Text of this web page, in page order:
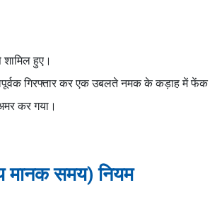
हुए।
गिरफ्तार करएकउबलते नमक के कड़ाहमें फेंक
कर गया।
मानक समय) नियम